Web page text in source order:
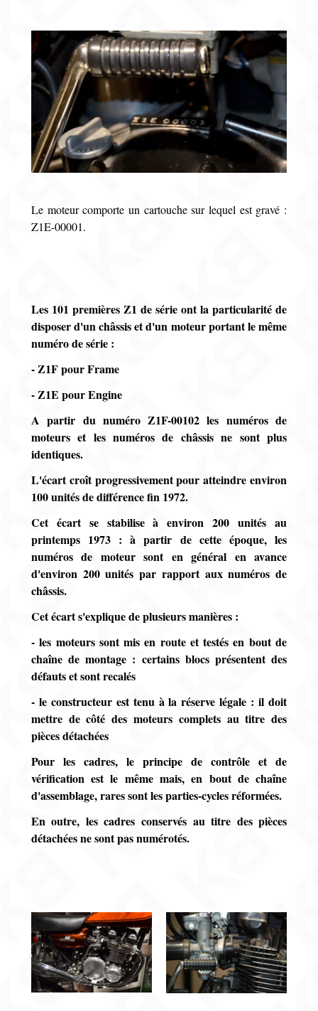
Le moteur comporte un cartouche sur lequel est gravé :
Z1E-00001.
Les 101 premières Z1 de série ont la particularité de
disposer d'un châssis et d'un moteur portant le même
numéro de série :
- Z1F pour Frame
- Z1E pour Engine
A partir du numéro Z1F-00102 les numéros de
moteurs et les numéros de châssis ne sont plus
identiques.
L'écart croît progressivement pour atteindre environ
100 unités de différence fin 1972.
Cet écart se stabilise à environ 200 unités au
printemps 1973 : à partir de cette époque, les
numéros de moteur sont en général en avance
d'environ 200 unités par rapport aux numéros de
châssis.
Cet écart s'explique de plusieurs manières :
- les moteurs sont mis en route et testés en bout de
chaîne de montage : certains blocs présentent des
défauts et sont recalés
- le constructeur est tenu à la réserve légale : il doit
mettre de côté des moteurs complets au titre des
pièces détachées
Pour les cadres, le principe de contrôle et de
vérification est le même mais, en bout de chaîne
d'assemblage, rares sont les parties-cycles réformées.
En outre, les cadres conservés au titre des pièces
détachées ne sont pas numérotés.